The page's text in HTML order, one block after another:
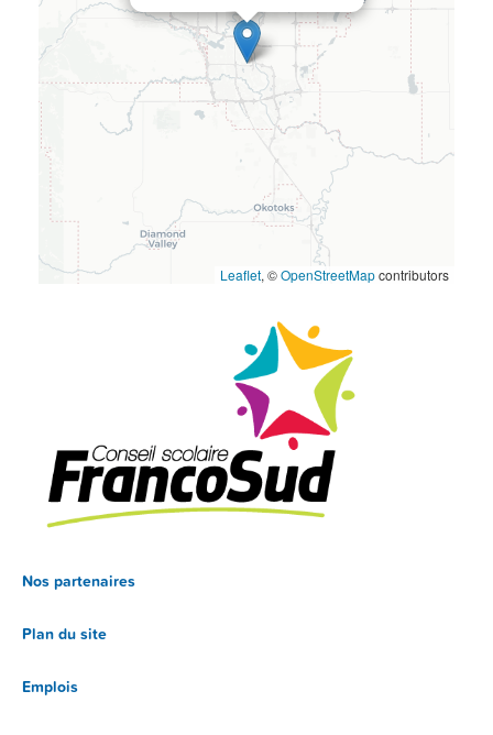
Leaflet, ©OpenStreetMapcontributors
Nos partenaires
Plan du site
Emplois